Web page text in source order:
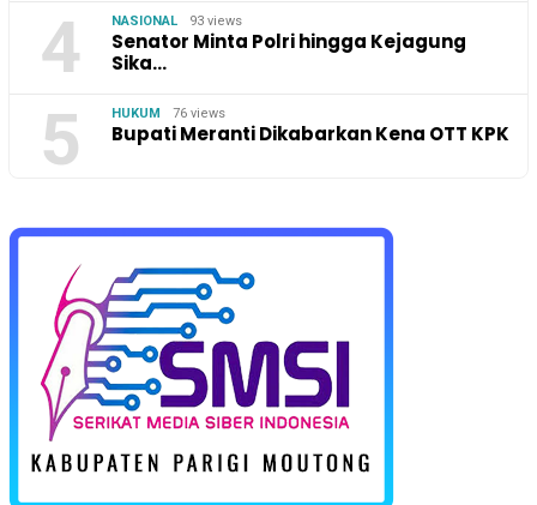
4 NASIONAL 93 views
Senator Minta Polri hingga Kejagung
Sika…
5 HUKUM 76 views
Bupati Meranti Dikabarkan Kena OTT KPK